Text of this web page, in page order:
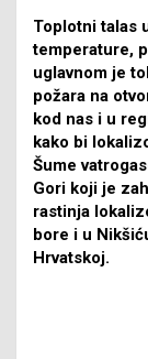
Toplotni talas
temperature,
uglavnom je
požara na
kod nas i u
kako bi
Šume
Gori koji je
rastinja
bore i u
Hrvatskoj.